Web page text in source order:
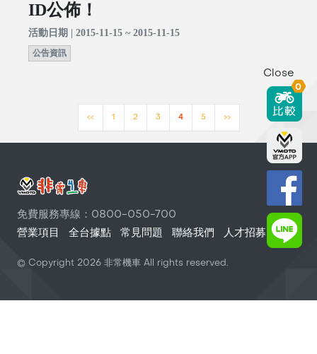
ID公佈！
活動日期 | 2015-11-15 ~ 2015-11-15
公告資訊
<< 1 2 3 4 5 >>
免費服務專線：0800-050-700
營業項目
全台據點 常見問題 聯絡我們 人才招募
© Copyright 2026 非常機車 All rights reserved.
Close
0